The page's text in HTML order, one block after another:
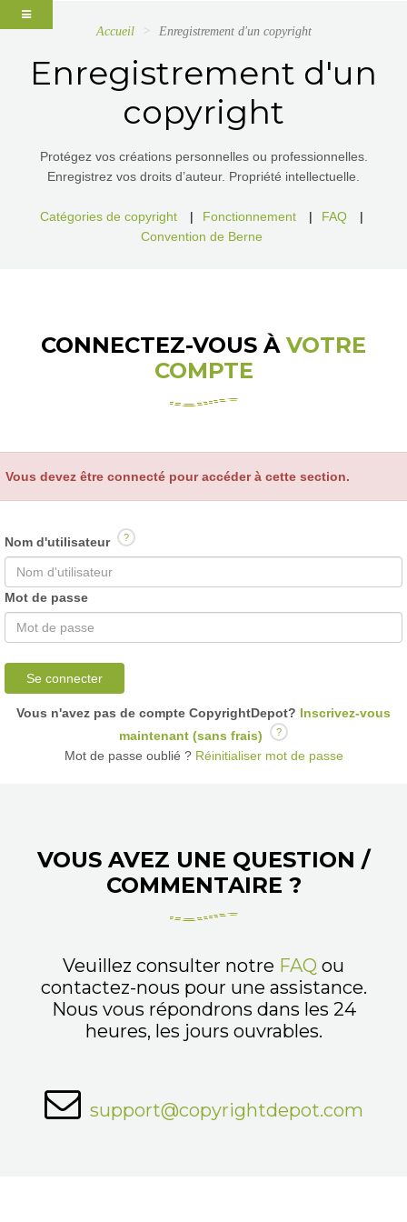
Accueil Enregistrement d'un copyright
Enregistrement d'un
copyright
Protégez vos créations personnelles ou professionnelles.
Enregistrez vos droits d’auteur. Propriété intellectuelle.
Catégories de copyright | Fonctionnement | FAQ
|
Convention de Berne
CONNECTEZ-VOUS À VOTRE
COMPTE
Vous devez être connecté pour accéder à cette section.
Nom d'utilisateur ?
Mot de passe
Se connecter
Vous n'avez pas de compte CopyrightDepot? Inscrivez-vous
maintenant (sans frais)
?
Mot de passe oublié ?Réinitialiser mot de passe
VOUS AVEZ UNE QUESTION /
COMMENTAIRE ?
Veuillez consulter notre FAQ ou
contactez-nous pour une assistance.
Nous vous répondrons dans les 24
heures, les jours ouvrables.
support@copyrightdepot.com